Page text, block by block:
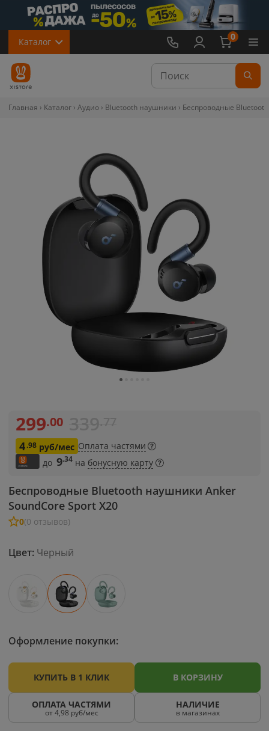
Каталог 0
Главная Каталог Аудио Bluetooth наушники Беспроводные
Беспроводные Bluetooth наушники Anker
SoundCore Sport X20
0(0 отзывов)
Цвет: Черный
299.00
4.98 руб/мес Оплата частями
до 9.34 на бонусную карту
Оформление покупки:
КУПИТЬ В 1 КЛИК В КОРЗИНУ
ОПЛАТА ЧАСТЯМИ
от 4,98 руб/мес
НАЛИЧИЕ
в магазинах